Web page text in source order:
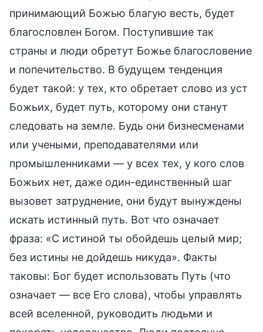
принимающий Божью благую весть, будет
благословлен Богом. Поступившие так
страны и люди обретут Божье благословение
и попечительство. В будущем тенденция
будет такой: у тех, кто обретает слово из уст
Божьих, будет путь, которому они станут
следовать на земле. Будь они бизнесменами
или учеными, преподавателями или
промышленниками — у всех тех, у кого слов
Божьих нет, даже один-единственный шаг
вызовет затруднение, они будут вынуждены
искать истинный путь. Вот что означает
фраза: «С истиной ты обойдешь целый мир;
без истины не дойдешь никуда». Факты
таковы: Бог будет использовать Путь (что
означает — все Его слова), чтобы управлять
всей вселенной, руководить людьми и